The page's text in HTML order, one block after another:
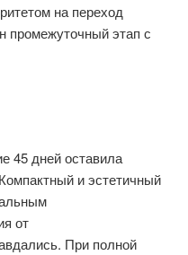
на переход
промежуточный этап с
45 дней оставила
и эстетичный
от
При полной